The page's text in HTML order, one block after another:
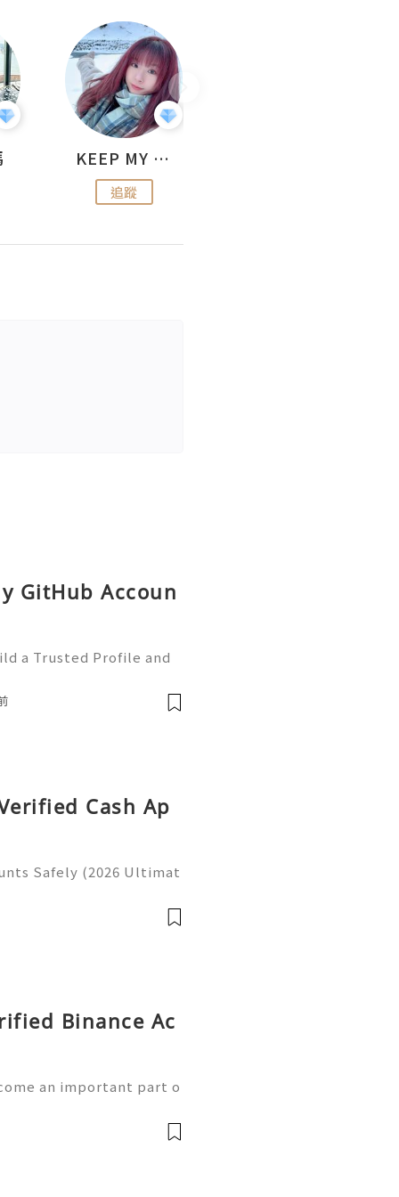
KEEP MY FAITH
追蹤
GitHub Accoun
a Trusted Profile and
and collabo
Cash Ap
Safely (2026 Ultimat
used for secure tra
Binance Ac
an important part o
assets. In 2026, use